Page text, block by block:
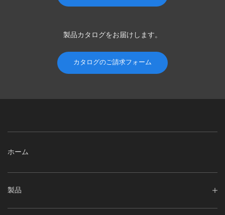
製品カタログをお届けします。
カタログのご請求フォーム
ホーム
製品